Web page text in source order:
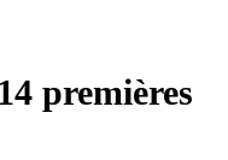
premières